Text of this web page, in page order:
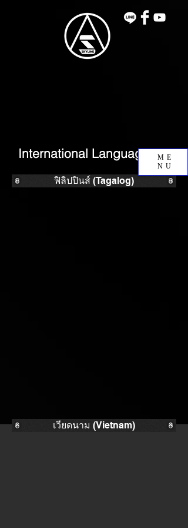
ME
NU
International Language 3
ฟิลิปปินส์ (Tagalog)
เวียดนาม (Vietnam)